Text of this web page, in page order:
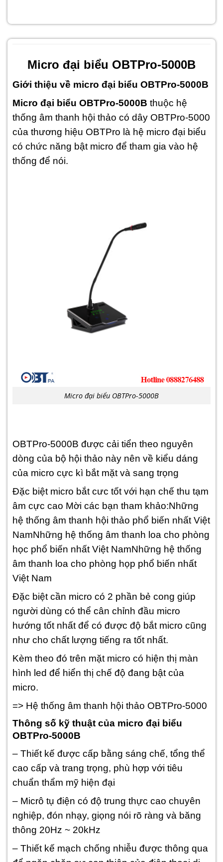
Micro đại biểu OBTPro-5000B
Giới thiệu về micro đại biểu OBTPro-5000B
Micro đại biểu OBTPro-5000B thuộc hệ
thống âm thanh hội thảo có dây OBTPro-5000
của thương hiệu OBTPro là hệ micro đại biểu
có chức năng bật micro để tham gia vào hệ
thống để nói.
Micro đại biểu OBTPro-5000B
OBTPro-5000B được cải tiển theo nguyên
dòng của bộ hội thảo này nên về kiểu dáng
của micro cực kì bắt mặt và sang trọng
Đặc biệt micro bắt cưc tốt với hạn chế thu tạm
âm cực cao Mời các bạn tham khảo:Những
hệ thống âm thanh hội thảo phổ biến nhất Việt
NamNhững hệ thống âm thanh loa cho phòng
học phổ biến nhất Việt NamNhững hệ thống
âm thanh loa cho phòng họp phổ biến nhất
Việt Nam
Đặc biệt cần micro có 2 phần bẻ cong giúp
người dùng có thể cân chỉnh đầu micro
hướng tốt nhất để có được độ bắt micro cũng
như cho chất lượng tiếng ra tốt nhất.
Kèm theo đó trên mặt micro có hiện thị màn
hình led để hiển thị chế độ đang bật của
micro.
=> Hệ thống âm thanh hội thảo OBTPro-5000
Thông số kỹ thuật của micro đại biểu
OBTPro-5000B
– Thiết kế được cấp bằng sáng chế, tổng thể
cao cấp và trang trọng, phù hợp với tiêu
chuẩn thẩm mỹ hiện đại
– Micrô tụ điện có độ trung thực cao chuyên
nghiệp, đón nhạy, giọng nói rõ ràng và băng
thông 20Hz ~ 20kHz
– Thiết kế mạch chống nhiễu được thông qua